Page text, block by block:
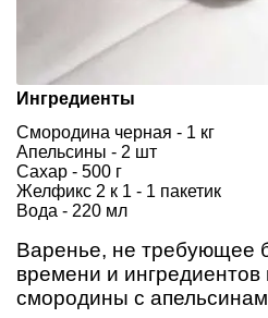
Ингредиенты
Смородина черная - 1 кг
Апельсины - 2 шт
Сахар - 500 г
Желфикс 2 к 1 - 1 пакетик
Вода - 220 мл
Варенье, не требующее
времени и ингредиентов
смородины с